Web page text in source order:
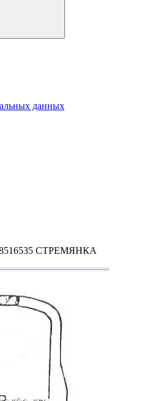
данных
СТРЕМЯНКА